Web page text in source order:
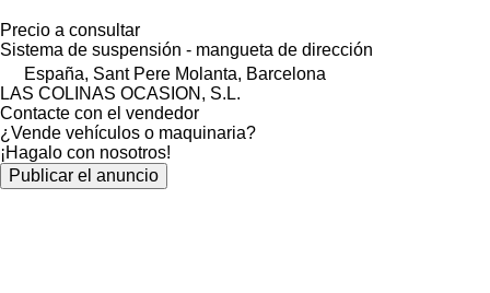
Precio a consultar
Sistema de suspensión - mangueta de dirección
España, Sant Pere Molanta, Barcelona
LAS COLINAS OCASION, S.L.
Contacte con el vendedor
¿Vende vehículos o maquinaria?
¡Hagalo con nosotros!
Publicar el anuncio